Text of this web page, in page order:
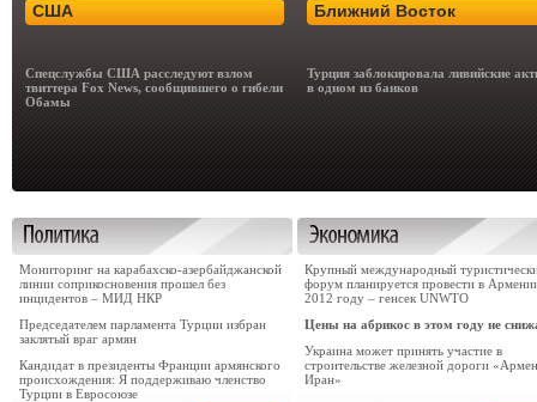
США
Спецслужбы США расследуют взлом
твиттера Fox News, сообщившего о гибели
Обамы
Ближний Восток
Турция заблокировала ливийские
в одном из банков
Мониторинг на карабахско-азербайджанской
линии соприкосновения прошел без
инцидентов – МИД НКР
Председателем парламента Турции избран
заклятый враг армян
Кандидат в президенты Франции армянского
происхождения: Я поддерживаю членство
Турции в Евросоюзе
Крупный международный
форум планируется провести в
2012 году – генсек UNWTO
Цены на абрикос в этом году не
Украина может принять участие в
строительстве железной дороги
Иран»